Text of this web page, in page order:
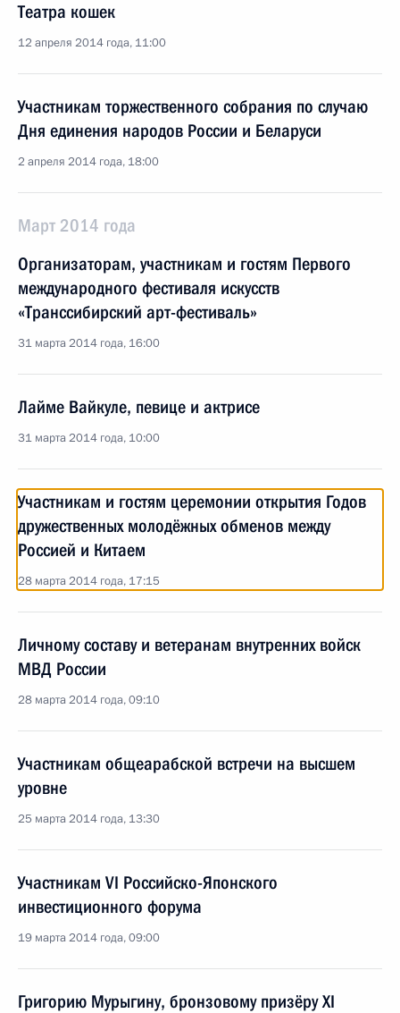
Театра кошек
12 апреля 2014 года, 11:00
Участникам торжественного собрания по случаю
Дня единения народов России и Беларуси
2 апреля 2014 года, 18:00
Март 2014 года
Организаторам, участникам и гостям Первого
международного фестиваля искусств
«Транссибирский арт-фестиваль»
31 марта 2014 года, 16:00
Лайме Вайкуле, певице и актрисе
31 марта 2014 года, 10:00
Участникам и гостям церемонии открытия Годов
дружественных молодёжных обменов между
Россией и Китаем
28 марта 2014 года, 17:15
Личному составу и ветеранам внутренних войск
МВД России
28 марта 2014 года, 09:10
Участникам общеарабской встречи на высшем
уровне
25 марта 2014 года, 13:30
Участникам VI Российско-Японского
инвестиционного форума
19 марта 2014 года, 09:00
Григорию Мурыгину, бронзовому призёру XI